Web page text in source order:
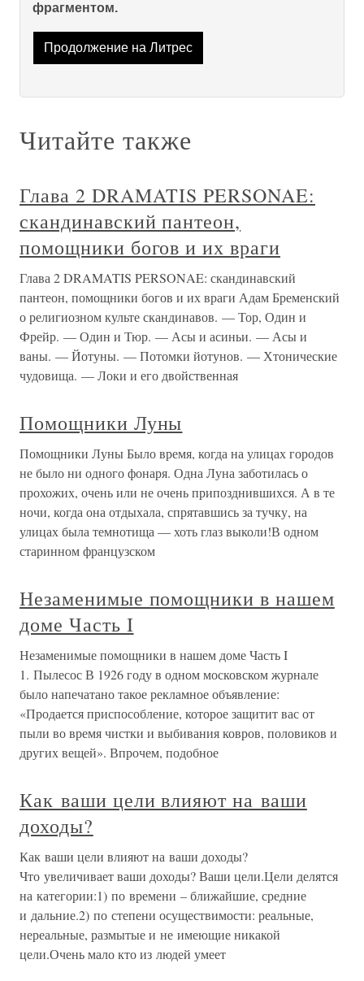
фрагментом.
Продолжение на Литрес
Читайте также
Глава 2 DRAMATIS PERSONAE:
скандинавский пантеон,
помощники богов и их враги
Глава 2 DRAMATIS PERSONAE: скандинавский
пантеон, помощники богов и их враги Адам Бременский
о религиозном культе скандинавов. — Тор, Один и
Фрейр. — Один и Тюр. — Асы и асиньи. — Асы и
ваны. — Йотуны. — Потомки йотунов. — Хтонические
чудовища. — Локи и его двойственная
Помощники Луны
Помощники Луны Было время, когда на улицах городов
не было ни одного фонаря. Одна Луна заботилась о
прохожих, очень или не очень припозднившихся. А в те
ночи, когда она отдыхала, спрятавшись за тучку, на
улицах была темнотища — хоть глаз выколи!В одном
старинном французском
Незаменимые помощники в нашем
доме Часть I
Незаменимые помощники в нашем доме Часть I
1. Пылесос В 1926 году в одном московском журнале
было напечатано такое рекламное объявление:
«Продается приспособление, которое защитит вас от
пыли во время чистки и выбивания ковров, половиков и
других вещей». Впрочем, подобное
Как ваши цели влияют на ваши
доходы?
Как ваши цели влияют на ваши доходы?
Что увеличивает ваши доходы? Ваши цели.Цели делятся
на категории:1) по времени – ближайшие, средние
и дальние.2) по степени осуществимости: реальные,
нереальные, размытые и не имеющие никакой
цели.Очень мало кто из людей умеет